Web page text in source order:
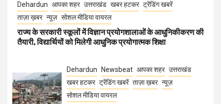
Dehardun आपका शहर उत्तराखंड खबर हटकर ट्रेंडिंग खबरें
ताज़ा ख़बर न्यूज़ सोशल मीडिया वायरल
राज्य के सरकारी स्कूलों में विज्ञान प्रयोगशालाओं के आधुनिकीकरण की
तैयारी, विद्यार्थियों को मिलेगी आधुनिक प्रयोगात्मक शिक्षा
Dehardun Newsbeat आपका शहर उत्तराखंड
खबर हटकर ट्रेंडिंग खबरें ताज़ा ख़बर न्यूज़
सोशल मीडिया वायरल